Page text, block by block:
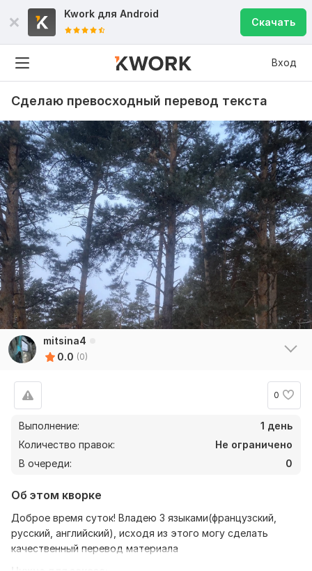
Kwork для Android
Скачать
Вход
Сделаю превосходный перевод текста
mitsina4
0.0 (0)
0
Выполнение:
1 день
Количество правок:
Не ограничено
В очереди:
0
Об этом кворке
Доброе время суток! Владею 3 языками(французский,
русский, английский), исходя из этого могу сделать
качественный перевод материала